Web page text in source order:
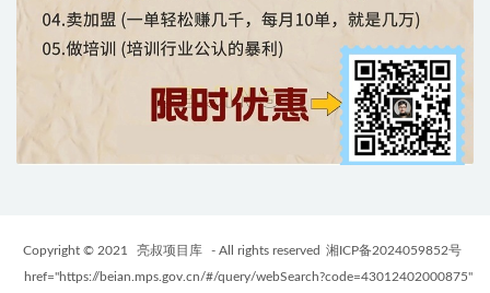
Copyright © 2021 亮叔项目库 - All rights reserved 湘ICP备2024059852号
href="https://beian.mps.gov.cn/#/query/webSearch?code=43012402000875"